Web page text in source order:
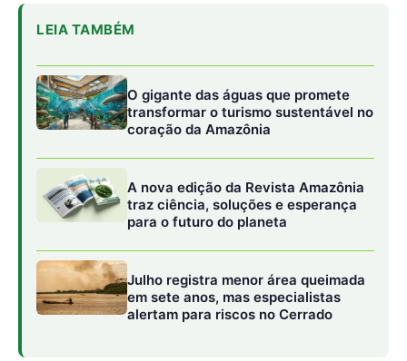
Em 2012, o observatório registrou a passagem do
equador magnético, onde o campo magnético é
completamente horizontal, contrastando com os polos
magnéticos onde o campo é vertical. Este fenômeno está
ligado à atividade no núcleo da Terra, e os dados
coletados são valiosos para estudos sobre o interior do
planeta e a geofísica espacial.
O Núcleo da Terra e o Campo Magnético